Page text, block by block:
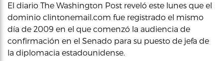
El diario The Washington Post reveló este lunes que el
dominio clintonemail.com fue registrado el mismo
día de 2009 en el que comenzó la audiencia de
confirmación en el Senado para su puesto de jefa de
la diplomacia estadounidense.